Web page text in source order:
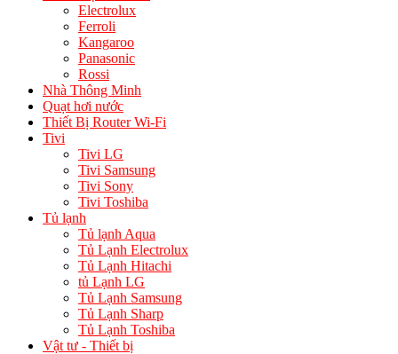
Electrolux
Ferroli
Kangaroo
Panasonic
Rossi
Nhà Thông Minh
Quạt hơi nước
Thiết Bị Router Wi-Fi
Tivi
Tivi LG
Tivi Samsung
Tivi Sony
Tivi Toshiba
Tủ lạnh
Tủ lạnh Aqua
Tủ Lạnh Electrolux
Tủ Lạnh Hitachi
tủ Lạnh LG
Tủ Lạnh Samsung
Tủ Lạnh Sharp
Tủ Lạnh Toshiba
Vật tư - Thiết bị